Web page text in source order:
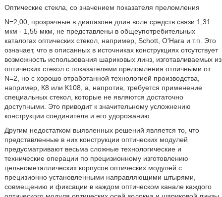
Оптические стекла, со значением показателя преломления
N=2,00, прозрачные в диапазоне длин волн средств связи 1,31
мкм - 1,55 мкм, не представлены в общеупотребительных
каталогах оптических стекол, например, Schott, O'Hara и т.п. Это
означает, что в описанных в источниках конструкциях отсутствует
возможность использования шариковых линз, изготавливаемых из
оптических стекол с показателями преломления отличными от
N=2, но c хорошо отработанной технологией производства,
например, К8 или К108, а, напротив, требуется применение
специальных стекол, которые не являются достаточно
доступными. Это приводит к значительному усложнению
конструкции соединителя и его удорожанию.
Другим недостатком выявленных решений является то, что
представленные в них конструкции оптических модулей
предусматривают весьма сложные технологические и
технические операции по прецизионному изготовлению
цельнометаллических корпусов оптических модулей с
прецизионно установленными направляющими штырями,
совмещению и фиксации в каждом оптическом канале каждого